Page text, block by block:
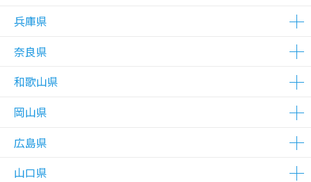
△在庫わずか
△在庫わずか
△在庫わずか
△在庫わずか
△在庫わずか
△在庫わずか
△在庫わずか
△在庫わずか
△在庫わずか
〇在庫あり
△在庫わずか
△在庫わずか
△在庫わずか
△在庫わずか
△在庫わずか
△在庫わずか
△在庫わずか
△在庫わずか
△在庫わずか
△在庫わずか
△在庫わずか
△在庫わずか
△在庫わずか
△在庫わずか
△在庫わずか
△在庫わずか
△在庫わずか
兵庫県
△在庫わずか
△在庫わずか
△在庫わずか
△在庫わずか
△在庫わずか
△在庫わずか
△在庫わずか
△在庫わずか
△在庫わずか
△在庫わずか
△在庫わずか
奈良県
△在庫わずか
△在庫わずか
△在庫わずか
和歌山県
△在庫わずか
岡山県
△在庫わずか
△在庫わずか
広島県
山口県